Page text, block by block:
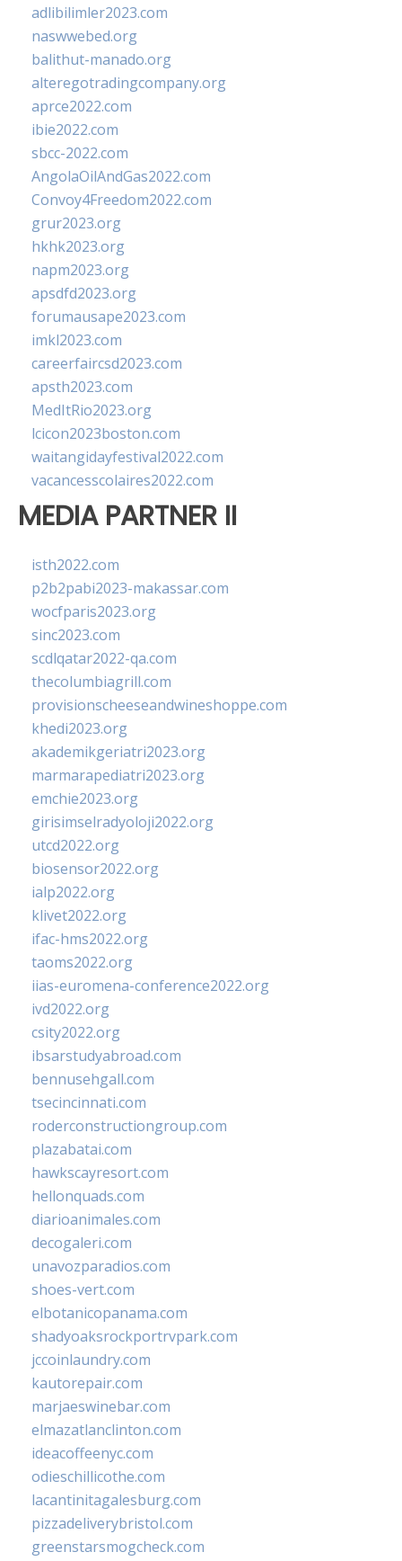
adlibilimler2023.com
naswwebed.org
balithut-manado.org
alteregotradingcompany.org
aprce2022.com
ibie2022.com
sbcc-2022.com
AngolaOilAndGas2022.com
Convoy4Freedom2022.com
grur2023.org
hkhk2023.org
napm2023.org
apsdfd2023.org
forumausape2023.com
imkl2023.com
careerfaircsd2023.com
apsth2023.com
MedItRio2023.org
lcicon2023boston.com
waitangidayfestival2022.com
vacancesscolaires2022.com
MEDIA PARTNER II
isth2022.com
p2b2pabi2023-makassar.com
wocfparis2023.org
sinc2023.com
scdlqatar2022-qa.com
thecolumbiagrill.com
provisionscheeseandwineshoppe.com
khedi2023.org
akademikgeriatri2023.org
marmarapediatri2023.org
emchie2023.org
girisimselradyoloji2022.org
utcd2022.org
biosensor2022.org
ialp2022.org
klivet2022.org
ifac-hms2022.org
taoms2022.org
iias-euromena-conference2022.org
ivd2022.org
csity2022.org
ibsarstudyabroad.com
bennusehgall.com
tsecincinnati.com
roderconstructiongroup.com
plazabatai.com
hawkscayresort.com
hellonquads.com
diarioanimales.com
decogaleri.com
unavozparadios.com
shoes-vert.com
elbotanicopanama.com
shadyoaksrockportrvpark.com
jccoinlaundry.com
kautorepair.com
marjaeswinebar.com
elmazatlanclinton.com
ideacoffeenyc.com
odieschillicothe.com
lacantinitagalesburg.com
pizzadeliverybristol.com
greenstarsmogcheck.com